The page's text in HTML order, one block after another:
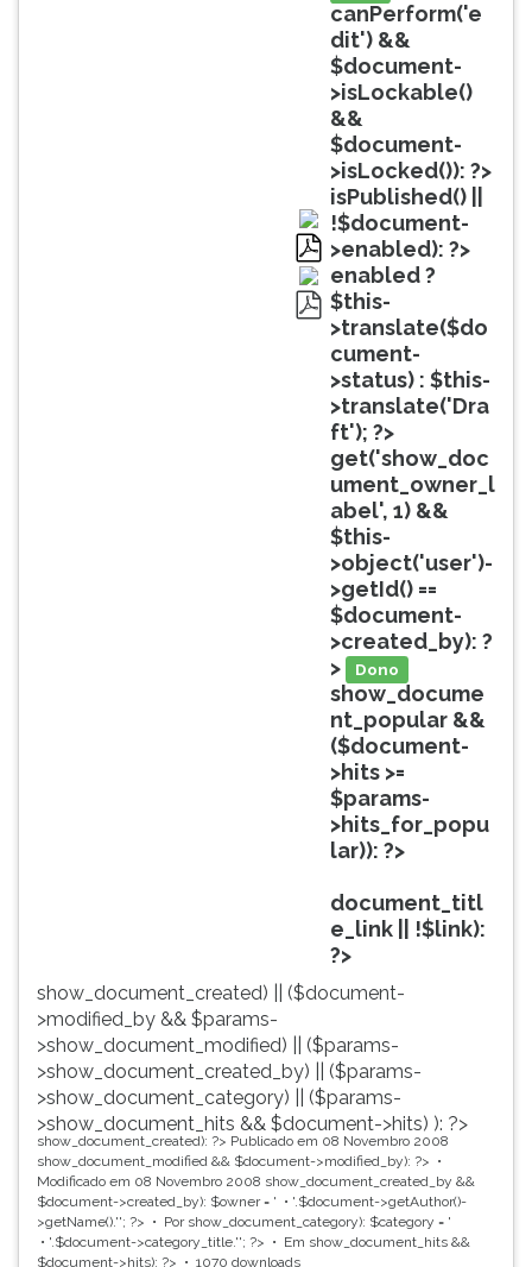
pdf
pdf
canPerform('e
dit') &&
$document-
>isLockable()
&&
$document-
>isLocked()): ?>
isPublished() ||
!$document-
>enabled): ?>
enabled ?
$this-
>translate($do
cument-
>status) : $this-
>translate('Dra
ft'); ?>
get('show_doc
ument_owner_l
abel', 1) &&
$this-
>object('user')-
>getId() ==
$document-
>created_by): ?
>
Dono
show_docume
nt_popular &&
($document-
>hits >=
$params-
>hits_for_popu
lar)): ?>
document_titl
e_link || !$link):
?>
show_document_created) || ($document-
>modified_by && $params-
>show_document_modified) || ($params-
>show_document_created_by) || ($params-
>show_document_category) || ($params-
>show_document_hits && $document->hits) ): ?>
show_document_created): ?> Publicado em 08 Novembro 2008
show_document_modified && $document->modified_by): ?>
Modificado em 08 Novembro 2008 show_document_created_by &&
$document->created_by): $owner = '
'.$document->getAuthor()-
>getName().''; ?> Por show_document_category): $category = '
'.$document->category_title.''; ?> Em show_document_hits &&
$document->hits): ?>
1070 downloads